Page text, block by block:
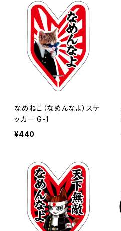
なめねこ（なめんなよ）ステ
ッカー G-1
¥440